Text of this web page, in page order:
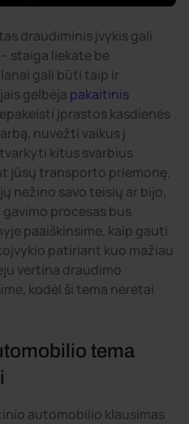
draudiminis įvykis gali
staiga liekate be
gali būti taip ir
gelbėja pakaitinis
įprastos kasdienės
nuvežti vaikus į
kitus svarbius
jūsų transporto priemonę.
nežino savo teisių ar bijo,
procesas bus
paaiškinsime, kaip gauti
patiriant kuo mažiau
vertina draudimo
kodėl ši tema neretai
tema
automobilio klausimas